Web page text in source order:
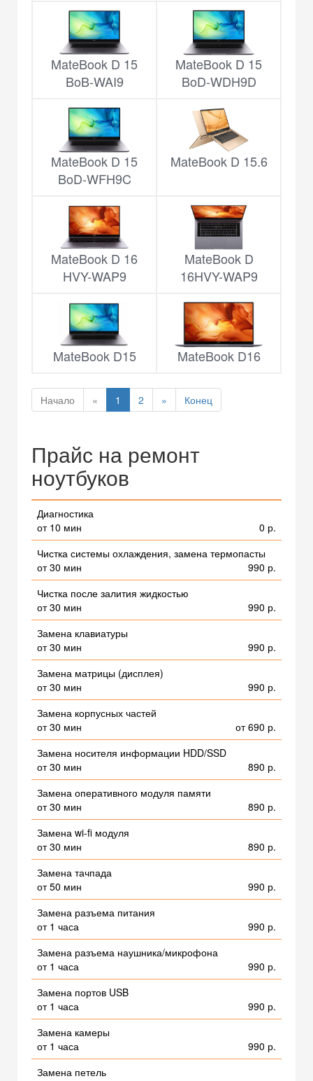
MateBook D 15
BoB-WAI9
MateBook D 15
BoD-WDH9D
MateBook D 15
BoD-WFH9C
MateBook D 15.6
MateBook D 16
HVY-WAP9
MateBook D
16HVY-WAP9
MateBook D15 MateBook D16
Начало « 1 2 » Конец
Прайс на ремонт
ноутбуков
Диагностика
от 10 мин
0 р.
Чистка системы охлаждения, замена термопасты
от 30 мин
990 р.
Чистка после залития жидкостью
от 30 мин
990 р.
Замена клавиатуры
от 30 мин
990 р.
Замена матрицы (дисплея)
от 30 мин
990 р.
Замена корпусных частей
от 30 мин
от 690 р.
Замена носителя информации HDD/SSD
от 30 мин
890 р.
Замена оперативного модуля памяти
от 30 мин
890 р.
Замена wi-fi модуля
от 30 мин
890 р.
Замена тачпада
от 50 мин
990 р.
Замена разъема питания
от 1 часа
990 р.
Замена разъема наушника/микрофона
от 1 часа
990 р.
Замена портов USB
от 1 часа
990 р.
Замена камеры
от 1 часа
990 р.
Замена петель